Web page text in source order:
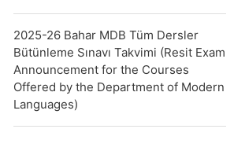
2025-26 Bahar MDB Tüm Dersler
Bütünleme Sınavı Takvimi (Resit Exam
Announcement for the Courses
Offered by the Department of Modern
Languages)